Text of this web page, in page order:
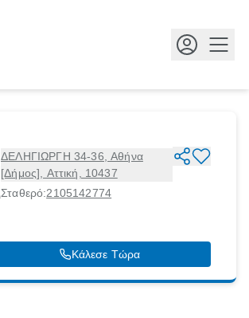
ΔΕΛΗΓΙΩΡΓΗ 34-36, Αθήνα
[Δήμος], Αττική, 10437
Σταθερό:2105142774
Κάλεσε Τώρα